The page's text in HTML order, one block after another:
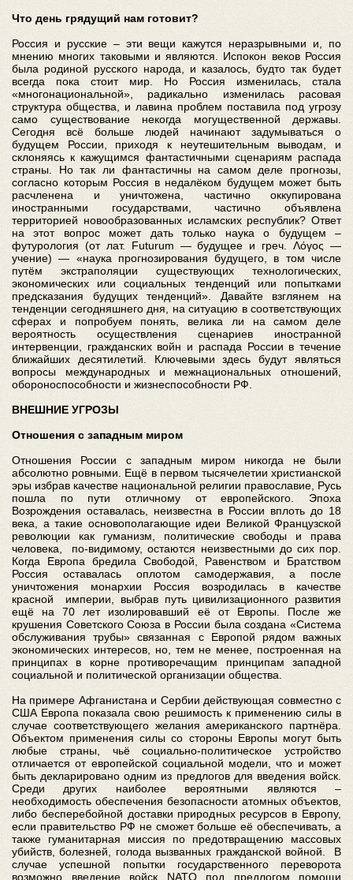
Что день грядущий нам готовит?
Россия и русские – эти вещи кажутся неразрывными и, по
мнению многих таковыми и являются. Испокон веков Россия
была родиной русского народа, и казалось, будто так будет
всегда пока стоит мир. Но Россия изменилась, стала
«многонациональной», радикально изменилась расовая
структура общества, и лавина проблем поставила под угрозу
само существование некогда могущественной державы.
Сегодня всё больше людей начинают задумываться о
будущем России, приходя к неутешительным выводам, и
склоняясь к кажущимся фантастичными сценариям распада
страны. Но так ли фантастичны на самом деле прогнозы,
согласно которым Россия в недалёком будущем может быть
расчленена и уничтожена, частично оккупирована
иностранными государствами, частично объявлена
территорией новообразованных исламских республик? Ответ
на этот вопрос может дать только наука о будущем –
футурология (от лат. Futurum — будущее и греч. Λόγος —
учение) — «наука прогнозирования будущего, в том числе
путём экстраполяции существующих технологических,
экономических или социальных тенденций или попытками
предсказания будущих тенденций». Давайте взглянем на
тенденции сегодняшнего дня, на ситуацию в соответствующих
сферах и попробуем понять, велика ли на самом деле
вероятность осуществления сценариев иностранной
интервенции, гражданских войн и распада России в течение
ближайших десятилетий. Ключевыми здесь будут являться
вопросы международных и межнациональных отношений,
обороноспособности и жизнеспособности РФ.
ВНЕШНИЕ УГРОЗЫ
Отношения с западным миром
Отношения России с западным миром никогда не были
абсолютно ровными. Ещё в первом тысячелетии христианской
эры избрав качестве национальной религии православие, Русь
пошла по пути отличному от европейского. Эпоха
Возрождения оставалась, неизвестна в России вплоть до 18
века, а такие основополагающие идеи Великой Французской
революции как гуманизм, политические свободы и права
человека, по-видимому, остаются неизвестными до сих пор.
Когда Европа бредила Свободой, Равенством и Братством
Россия оставалась оплотом самодержавия, а после
уничтожения монархии Россия возродилась в качестве
красной империи, выбрав путь цивилизационного развития
ещё на 70 лет изолировавший её от Европы. После же
крушения Советского Союза в России была создана «Система
обслуживания трубы» связанная с Европой рядом важных
экономических интересов, но, тем не менее, построенная на
принципах в корне противоречащим принципам западной
социальной и политической организации общества.
На примере Афганистана и Сербии действующая совместно с
США Европа показала свою решимость к применению силы в
случае соответствующего желания американского партнёра.
Объектом применения силы со стороны Европы могут быть
любые страны, чьё социально-политическое устройство
отличается от европейской социальной модели, что и может
быть декларировано одним из предлогов для введения войск.
Среди других наиболее вероятными являются –
необходимость обеспечения безопасности атомных объектов,
либо бесперебойной доставки природных ресурсов в Европу,
если правительство РФ не сможет больше её обеспечивать, а
также гуманитарная миссия по предотвращению массовых
убийств, болезней, голода вызванных гражданской войной. В
случае успешной попытки государственного переворота
возможно введение войск NATO под предлогом помощи